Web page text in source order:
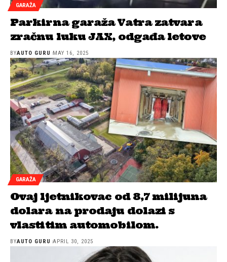
GARAŽA
Parkirna garaža Vatra zatvara
zračnu luku JAX, odgađa letove
BYAUTO GURU MAY 16, 2025
GARAŽA
Ovaj ljetnikovac od 8,7 milijuna
dolara na prodaju dolazi s
vlastitim automobilom.
BYAUTO GURU APRIL 30, 2025